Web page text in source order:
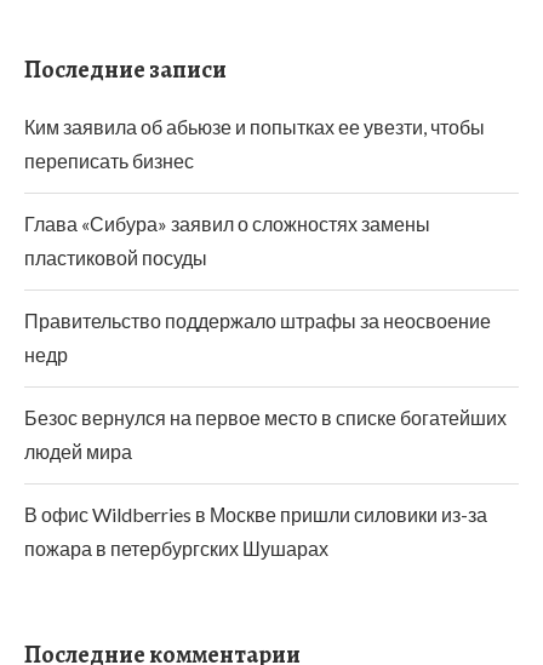
Последние записи
Ким заявила об абьюзе и попытках ее увезти, чтобы
переписать бизнес
Глава «Сибура» заявил о сложностях замены
пластиковой посуды
Правительство поддержало штрафы за неосвоение
недр
Безос вернулся на первое место в списке богатейших
людей мира
В офис Wildberries в Москве пришли силовики из-за
пожара в петербургских Шушарах
Последние комментарии